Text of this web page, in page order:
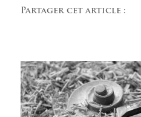
Partager cet article :